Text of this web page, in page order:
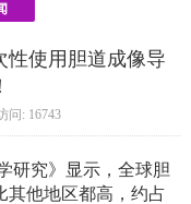
使用胆道成像导
问: 16743
研究》显示，全球胆
其他地区都高，约占